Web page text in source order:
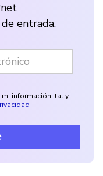
entrada.
información, tal y